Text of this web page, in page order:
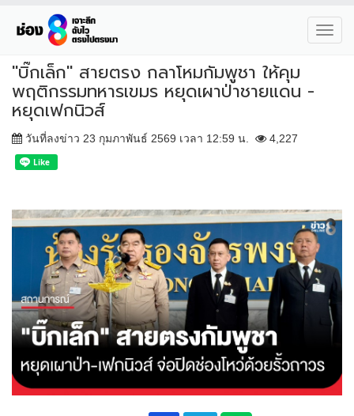
"บิ๊กเล็ก" สายตรง กลาโหมกัมพูชา ให้คุม
พฤติกรรมทหารเขมร หยุดเผาป่าชายแดน -
หยุดเฟกนิวส์
วันที่ลงข่าว 23 กุมภาพันธ์ 2569 เวลา 12:59 น. 4,227